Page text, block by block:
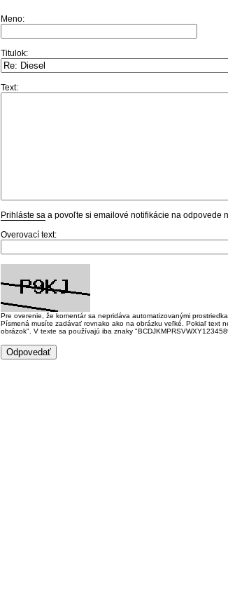
Meno:
Titulok:
Text:
Prihláste sa a povoľte si emailové notifikácie na odpovede
Overovací text:
Pre overenie, že komentár sa nepridáva automatizovanými
Písmená musíte zadávať rovnako ako na obrázku veľké. Pokiaľ text
obrázok". V texte sa používajú iba znaky